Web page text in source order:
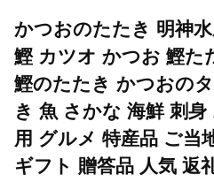
かつおのたたき 明神
鰹 カツオ かつお 鰹た
鰹のたたき かつおの
き 魚 さかな 海鮮 刺
用 グルメ 特産品 ご当
ギフト 贈答品 人気 返